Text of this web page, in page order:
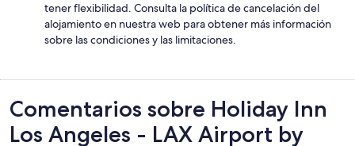
tener flexibilidad. Consulta la política de cancelación del
alojamiento en nuestra web para obtener más información
sobre las condiciones y las limitaciones.
Comentarios
Comentarios sobre Holiday Inn
Los Angeles - LAX Airport by